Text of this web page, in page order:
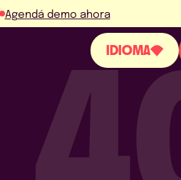
Agendá demo ahora
IDIOMA
ENGLISH
PORTUGUESE